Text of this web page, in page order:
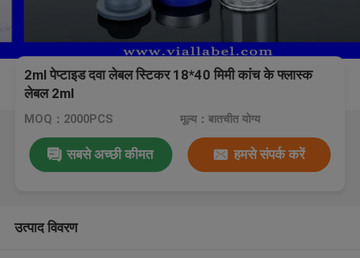
2ml पेप्टाइड दवा लेबल स्टिकर 18*40 मिमी कांच के फ्लास्क
लेबल 2ml
MOQ：2000PCS मूल्य：बातचीत योग्य
सबसे अच्छी कीमत हमसे संपर्क करें
उत्पाद विवरण